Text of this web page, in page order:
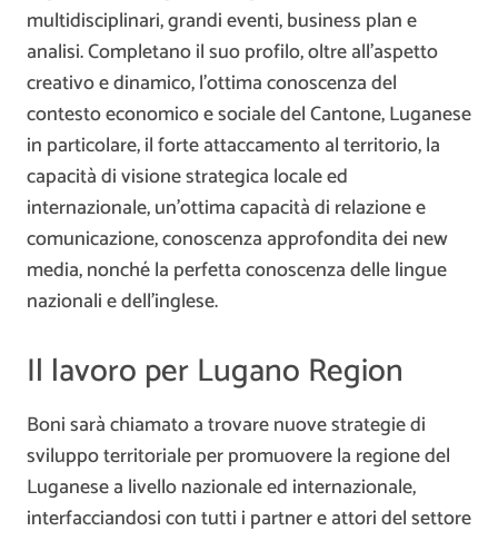
multidisciplinari, grandi eventi, business plan e
analisi. Completano il suo profilo, oltre all’aspetto
creativo e dinamico, l’ottima conoscenza del
contesto economico e sociale del Cantone, Luganese
in particolare, il forte attaccamento al territorio, la
capacità di visione strategica locale ed
internazionale, un’ottima capacità di relazione e
comunicazione, conoscenza approfondita dei new
media, nonché la perfetta conoscenza delle lingue
nazionali e dell’inglese.
Il lavoro per Lugano Region
Boni sarà chiamato a trovare nuove strategie di
sviluppo territoriale per promuovere la regione del
Luganese a livello nazionale ed internazionale,
interfacciandosi con tutti i partner e attori del settore